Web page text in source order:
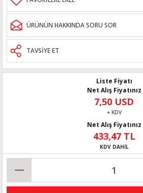
ÜRÜNÜN HAKKINDA SORU SOR
TAVSİYE ET
Liste Fiyatı
Net Alış Fiyatınız
7,50 USD
+ KDV
Net Alış Fiyatınız
433,47 TL
KDV DAHİL